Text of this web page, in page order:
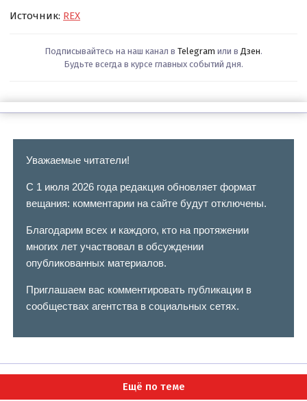
Источник: REX
Подписывайтесь на наш канал в Telegram или в Дзен.
Будьте всегда в курсе главных событий дня.
Уважаемые читатели!
С 1 июля 2026 года редакция обновляет формат
вещания: комментарии на сайте будут отключены.
Благодарим всех и каждого, кто на протяжении
многих лет участвовал в обсуждении
опубликованных материалов.
Приглашаем вас комментировать публикации в
сообществах агентства в социальных сетях.
Ещё по теме